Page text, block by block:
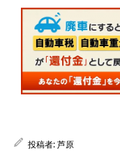
投稿者:芦原